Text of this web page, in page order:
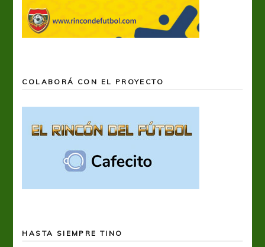
COLABORÁ CON EL PROYECTO
HASTA SIEMPRE TINO